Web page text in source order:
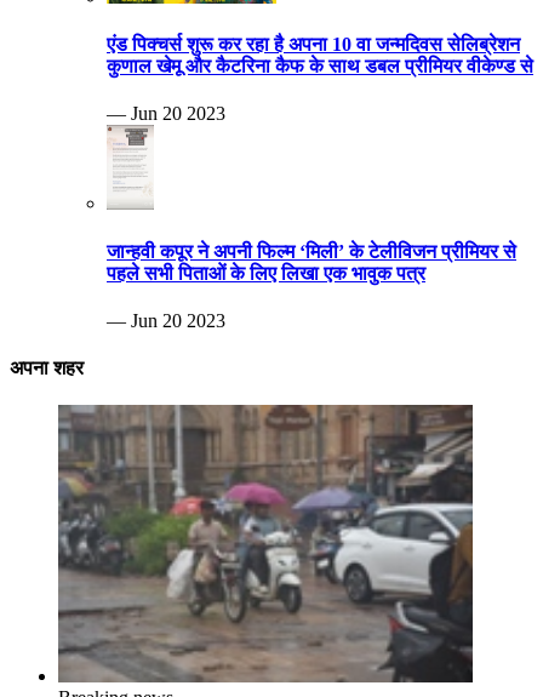
एंड पिक्चर्स शुरू कर रहा है अपना 10 वा जन्मदिवस सेलिब्रेशन
कुणाल खेमू और कैटरिना कैफ के साथ डबल प्रीमियर वीकेण्ड से
— Jun 20 2023
जान्हवी कपूर ने अपनी फिल्म ‘मिली’ के टेलीविजन प्रीमियर से
पहले सभी पिताओं के लिए लिखा एक भावुक पत्र
— Jun 20 2023
अपना शहर